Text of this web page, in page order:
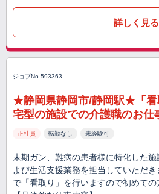
詳しく見る
ジョブNo.593363
★静岡県静岡市/静岡駅★「看
宅型の施設での介護職のお仕
正社員 転勤なし 未経験可
末期ガン、難病の患者様に特化した
よび生活支援業務を担当していただ
で「看取り」を行いますので初めての